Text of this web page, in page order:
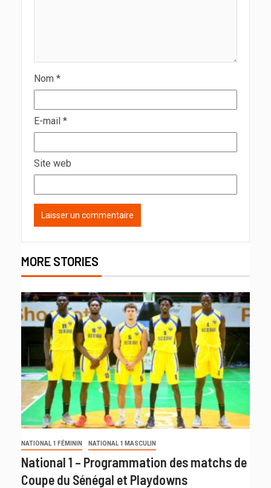
Nom *
E-mail *
Site web
MORE STORIES
NATIONAL 1 FÉMININ NATIONAL 1 MASCULIN
National 1 – Programmation des matchs de
Coupe du Sénégal et Playdowns